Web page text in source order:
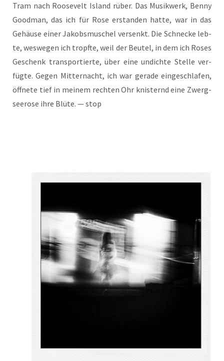
Tram nach Roo­se­velt Island rüber. Das Musik­werk, Ben­ny
Good­man, das ich für Rose erstan­den hat­te, war in das
Gehäu­se einer Jakobs­mu­schel ver­senkt. Die Schne­cke leb­
te, wes­we­gen ich tropf­te, weil der Beu­tel, in dem ich Roses
Geschenk trans­por­tier­te, über eine undich­te Stel­le ver­
füg­te. Gegen Mit­ter­nacht, ich war gera­de ein­ge­schla­fen,
öff­ne­te tief in mei­nem rech­ten Ohr knis­ternd eine Zwerg­
see­ro­se ihre Blü­te. — stop